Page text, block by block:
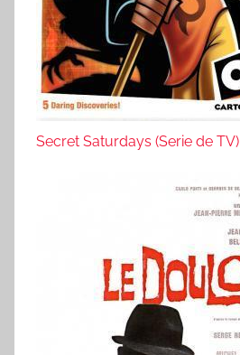
Secret Saturdays (Serie de TV)